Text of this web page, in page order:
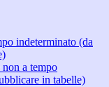
indeterminato (da
a tempo
in tabelle)